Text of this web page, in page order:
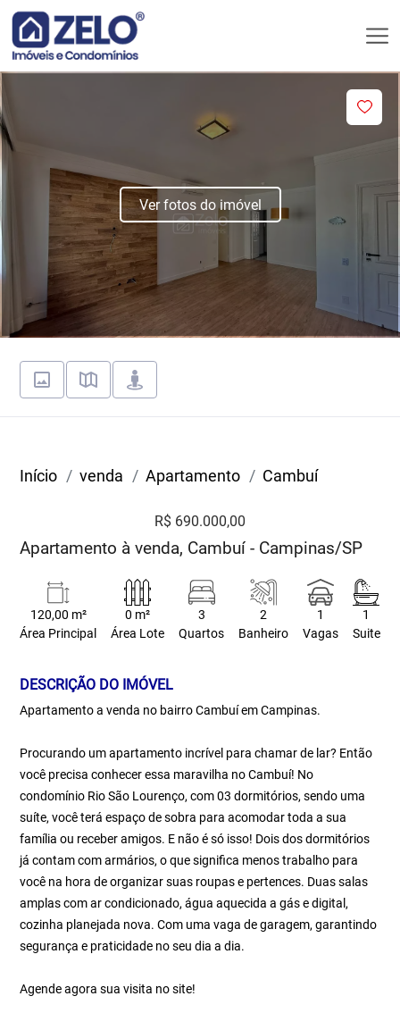
Ver fotos do imóvel
Início venda Apartamento Cambuí
R$ 690.000,00
Apartamento à venda, Cambuí - Campinas/SP
120,00 m²
Área Principal
0 m²
Área Lote
3
Quartos
2
Banheiro
1
Vagas
1
Suite
DESCRIÇÃO DO IMÓVEL
Apartamento a venda no bairro Cambuí em Campinas.
Procurando um apartamento incrível para chamar de lar? Então
você precisa conhecer essa maravilha no Cambuí! No
condomínio Rio São Lourenço, com 03 dormitórios, sendo uma
suíte, você terá espaço de sobra para acomodar toda a sua
família ou receber amigos. E não é só isso! Dois dos dormitórios
já contam com armários, o que significa menos trabalho para
você na hora de organizar suas roupas e pertences. Duas salas
amplas com ar condicionado, água aquecida a gás e digital,
cozinha planejada nova. Com uma vaga de garagem, garantindo
segurança e praticidade no seu dia a dia.
Agende agora sua visita no site!